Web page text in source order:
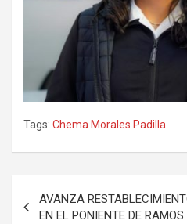
Tags: Chema Morales Padilla
de
AVANZA
EN EL PONIENTE DE